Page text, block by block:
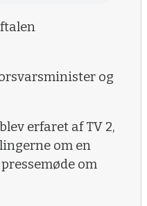
og
erfaret af TV 2,
om en
om